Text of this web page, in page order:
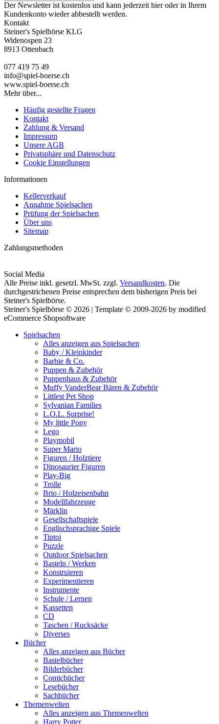
Der Newsletter ist kostenlos und kann jederzeit hier oder in Ihrem
Kundenkonto wieder abbestellt werden.
Kontakt
Steiner's Spielbörse KLG
Widenospen 23
8913 Ottenbach
077 419 75 49
info@spiel-boerse.ch
www.spiel-boerse.ch
Mehr über...
Häufig gestellte Fragen
Kontakt
Zahlung & Versand
Impressum
Unsere AGB
Privatsphäre und Datenschutz
Cookie Einstellungen
Informationen
Kellerverkauf
Annahme Spielsachen
Prüfung der Spielsachen
Über uns
Sitemap
Zahlungsmethoden
Social Media
Alle Preise inkl. gesetzl. MwSt. zzgl. Versandkosten. Die
durchgestrichenen Preise entsprechen dem bisherigen Preis bei
Steiner's Spielbörse.
Steiner's Spielbörse © 2026 | Template © 2009-2026 by modified
eCommerce Shopsoftware
Spielsachen
Alles anzeigen aus Spielsachen
Baby / Kleinkinder
Barbie & Co.
Puppen & Zubehör
Puppenhaus & Zubehör
Muffy VanderBear Bären & Zubehör
Littlest Pet Shop
Sylvanian Families
L.O.L. Surprise!
My little Pony
Lego
Playmobil
Super Mario
Figuren / Holztiere
Dinosaurier Figuren
Play-Big
Trolle
Brio / Holzeisenbahn
Modellfahrzeuge
Märklin
Gesellschaftspiele
Englischsprachige Spiele
Tiptoi
Puzzle
Outdoor Spielsachen
Basteln / Werken
Konstruieren
Experimentieren
Instrumente
Schule / Lernen
Kassetten
CD
Taschen / Rucksäcke
Diverses
Bücher
Alles anzeigen aus Bücher
Bastelbücher
Bilderbücher
Comicbücher
Lesebücher
Sachbücher
Themenwelten
Alles anzeigen aus Themenwelten
Harry Potter